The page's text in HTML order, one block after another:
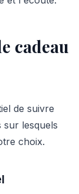
cadeau
de suivre
sur lesquels
choix.